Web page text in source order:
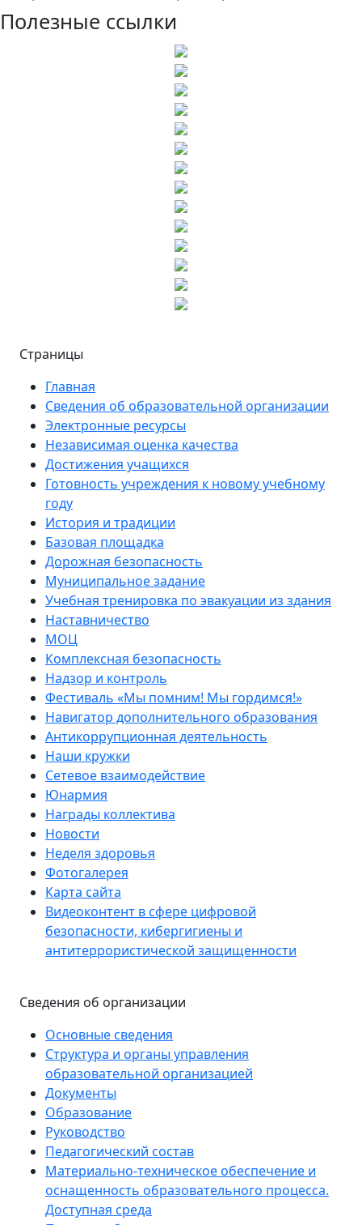
Полезные ссылки
Страницы
Главная
Сведения об образовательной организации
Электронные ресурсы
Независимая оценка качества
Достижения учащихся
Готовность учреждения к новому учебному
году
История и традиции
Базовая площадка
Дорожная безопасность
Муниципальное задание
Учебная тренировка по эвакуации из здания
Наставничество
МОЦ
Комплексная безопасность
Надзор и контроль
Фестиваль «Мы помним! Мы гордимся!»
Навигатор дополнительного образования
Антикоррупционная деятельность
Наши кружки
Сетевое взаимодействие
Юнармия
Награды коллектива
Новости
Неделя здоровья
Фотогалерея
Карта сайта
Видеоконтент в сфере цифровой
безопасности, кибергигиены и
антитеррористической защищенности
Сведения об организации
Основные сведения
Структура и органы управления
образовательной организацией
Документы
Образование
Руководство
Педагогический состав
Материально-техническое обеспечение и
оснащенность образовательного процесса.
Доступная среда